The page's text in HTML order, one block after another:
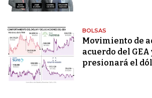
BOLSAS
Movimiento de
acuerdo del
presionará el